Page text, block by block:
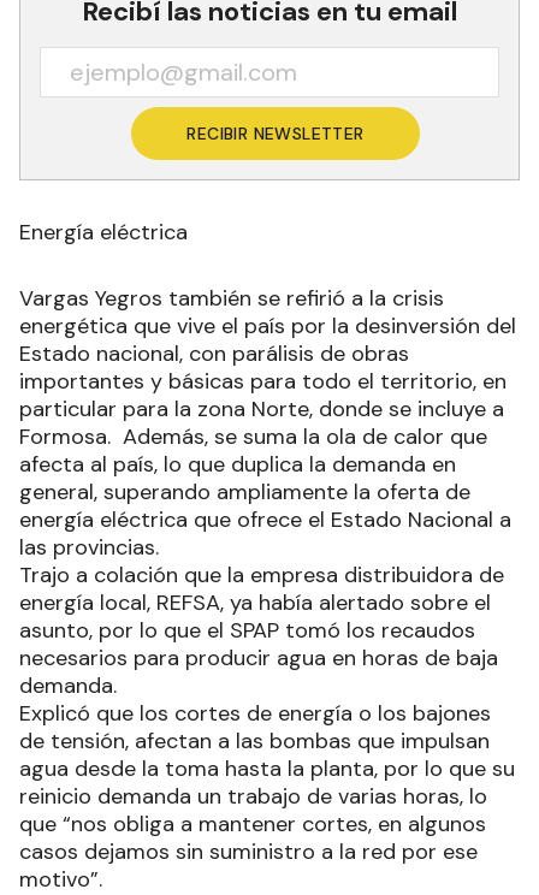
Recibí las noticias en tu email
RECIBIR NEWSLETTER
Energía eléctrica
Vargas Yegros también se refirió a la crisis
energética que vive el país por la desinversión del
Estado nacional, con parálisis de obras
importantes y básicas para todo el territorio, en
particular para la zona Norte, donde se incluye a
Formosa. Además, se suma la ola de calor que
afecta al país, lo que duplica la demanda en
general, superando ampliamente la oferta de
energía eléctrica que ofrece el Estado Nacional a
las provincias.
Trajo a colación que la empresa distribuidora de
energía local, REFSA, ya había alertado sobre el
asunto, por lo que el SPAP tomó los recaudos
necesarios para producir agua en horas de baja
demanda.
Explicó que los cortes de energía o los bajones
de tensión, afectan a las bombas que impulsan
agua desde la toma hasta la planta, por lo que su
reinicio demanda un trabajo de varias horas, lo
que “nos obliga a mantener cortes, en algunos
casos dejamos sin suministro a la red por ese
motivo”.